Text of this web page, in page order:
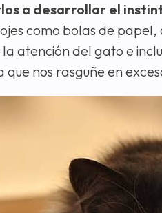
a desarrollar el
como bolas de
atención del gato e
nos rasguñe en